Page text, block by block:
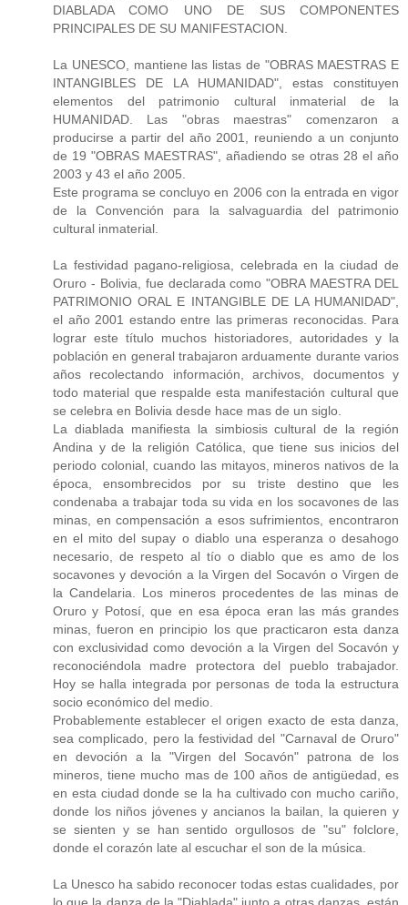
DIABLADA COMO UNO DE SUS COMPONENTES
PRINCIPALES DE SU MANIFESTACION.
La UNESCO, mantiene las listas de "OBRAS MAESTRAS E
INTANGIBLES DE LA HUMANIDAD", estas constituyen
elementos del patrimonio cultural inmaterial de la
HUMANIDAD. Las "obras maestras" comenzaron a
producirse a partir del año 2001, reuniendo a un conjunto
de 19 "OBRAS MAESTRAS", añadiendo se otras 28 el año
2003 y 43 el año 2005.
Este programa se concluyo en 2006 con la entrada en vigor
de la Convención para la salvaguardia del patrimonio
cultural inmaterial.
La festividad pagano-religiosa, celebrada en la ciudad de
Oruro - Bolivia, fue declarada como "OBRA MAESTRA DEL
PATRIMONIO ORAL E INTANGIBLE DE LA HUMANIDAD",
el año 2001 estando entre las primeras reconocidas. Para
lograr este título muchos historiadores, autoridades y la
población en general trabajaron arduamente durante varios
años recolectando información, archivos, documentos y
todo material que respalde esta manifestación cultural que
se celebra en Bolivia desde hace mas de un siglo.
La diablada manifiesta la simbiosis cultural de la región
Andina y de la religión Católica, que tiene sus inicios del
periodo colonial, cuando las mitayos, mineros nativos de la
época, ensombrecidos por su triste destino que les
condenaba a trabajar toda su vida en los socavones de las
minas, en compensación a esos sufrimientos, encontraron
en el mito del supay o diablo una esperanza o desahogo
necesario, de respeto al tío o diablo que es amo de los
socavones y devoción a la Virgen del Socavón o Virgen de
la Candelaria. Los mineros procedentes de las minas de
Oruro y Potosí, que en esa época eran las más grandes
minas, fueron en principio los que practicaron esta danza
con exclusividad como devoción a la Virgen del Socavón y
reconociéndola madre protectora del pueblo trabajador.
Hoy se halla integrada por personas de toda la estructura
socio económico del medio.
Probablemente establecer el origen exacto de esta danza,
sea complicado, pero la festividad del "Carnaval de Oruro"
en devoción a la "Virgen del Socavón" patrona de los
mineros, tiene mucho mas de 100 años de antigüedad, es
en esta ciudad donde se la ha cultivado con mucho cariño,
donde los niños jóvenes y ancianos la bailan, la quieren y
se sienten y se han sentido orgullosos de "su" folclore,
donde el corazón late al escuchar el son de la música.
La Unesco ha sabido reconocer todas estas cualidades, por